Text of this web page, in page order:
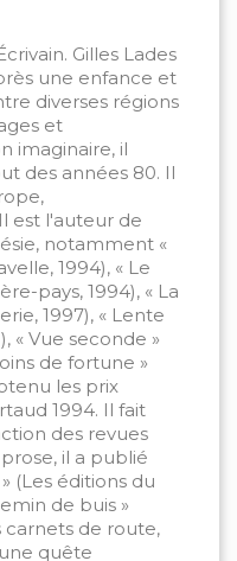
Gilles Lades
une enfance et
diverses régions
et
imaginaire, il
des années 80. Il
est l'auteur de
notamment «
1994), « Le
pays, 1994), « La
1997), « Lente
« Vue seconde »
de fortune »
les prix
1994. Il fait
des revues
il a publié
(Les éditions du
de buis »
carnets de route,
quête